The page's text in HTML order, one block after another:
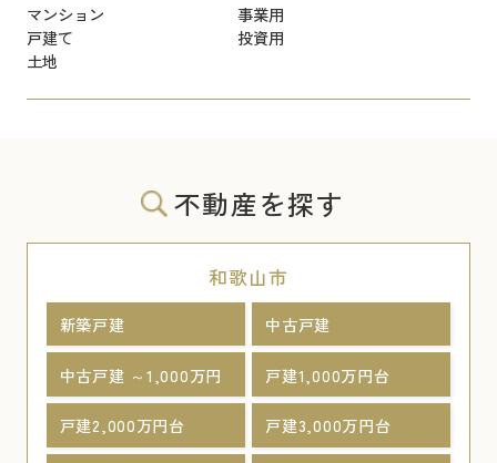
マンション
事業用
戸建て
投資用
土地
不動産を探す
和歌山市
新築戸建 中古戸建
中古戸建 ～1,000万円 戸建1,000万円台
戸建2,000万円台 戸建3,000万円台